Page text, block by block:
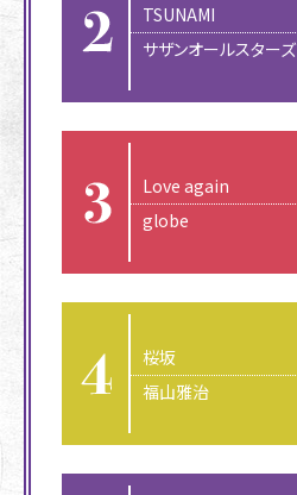
TSUNAMI
サザンオールスターズ
Love again
globe
桜坂
福山雅治